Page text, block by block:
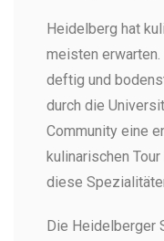
Heidelberg hat
meisten erwarten.
deftig und
durch die
Community eine
kulinarischen
diese
Die Heidelberger